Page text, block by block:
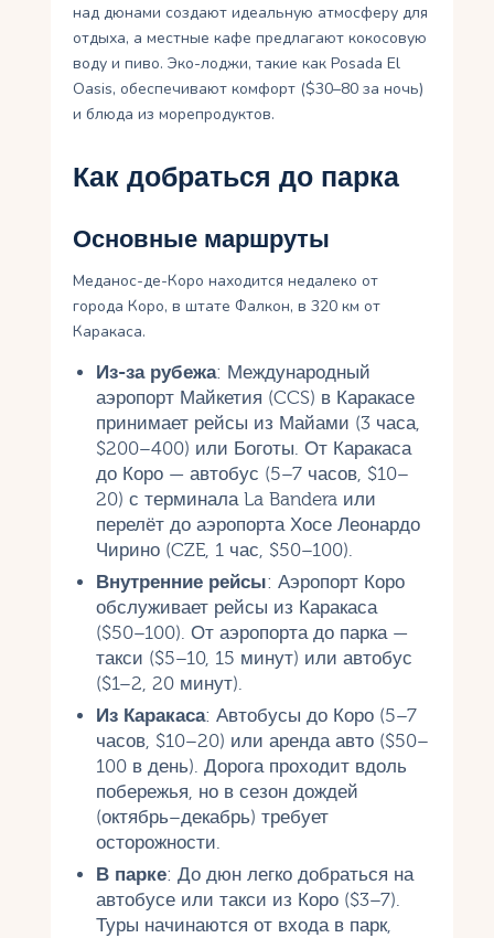
над дюнами создают идеальную атмосферу для
отдыха, а местные кафе предлагают кокосовую
воду и пиво. Эко-лоджи, такие как Posada El
Oasis, обеспечивают комфорт ($30–80 за ночь)
и блюда из морепродуктов.
Как добраться до парка
Основные маршруты
Меданос-де-Коро находится недалеко от
города Коро, в штате Фалкон, в 320 км от
Каракаса.
Из-за рубежа: Международный
аэропорт Майкетия (CCS) в Каракасе
принимает рейсы из Майами (3 часа,
$200–400) или Боготы. От Каракаса
до Коро — автобус (5–7 часов, $10–
20) с терминала La Bandera или
перелёт до аэропорта Хосе Леонардо
Чирино (CZE, 1 час, $50–100).
Внутренние рейсы: Аэропорт Коро
обслуживает рейсы из Каракаса
($50–100). От аэропорта до парка —
такси ($5–10, 15 минут) или автобус
($1–2, 20 минут).
Из Каракаса: Автобусы до Коро (5–7
часов, $10–20) или аренда авто ($50–
100 в день). Дорога проходит вдоль
побережья, но в сезон дождей
(октябрь–декабрь) требует
осторожности.
В парке: До дюн легко добраться на
автобусе или такси из Коро ($3–7).
Туры начинаются от входа в парк,